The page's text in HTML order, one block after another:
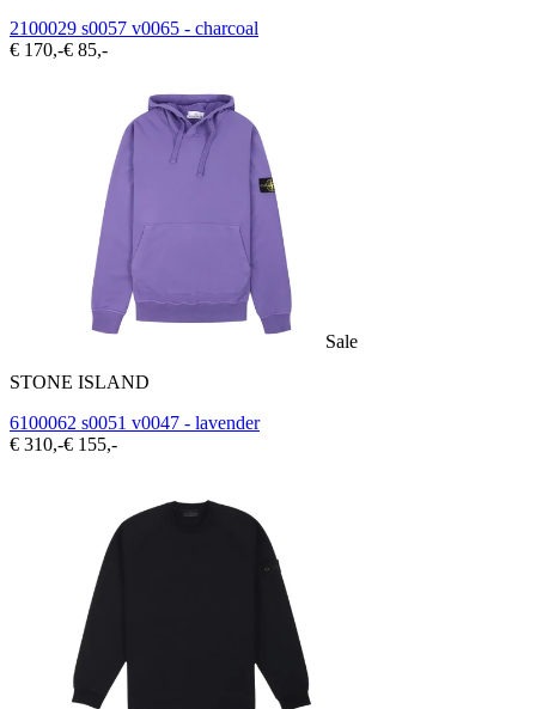
2100029 s0057 v0065 - charcoal
€ 170,-€ 85,-
Sale
STONE ISLAND
6100062 s0051 v0047 - lavender
€ 310,-€ 155,-